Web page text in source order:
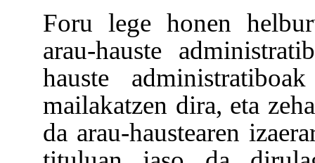
Foru lege honen
arau-hauste
hauste
mailakatzen dira, eta
da arau-haustearen